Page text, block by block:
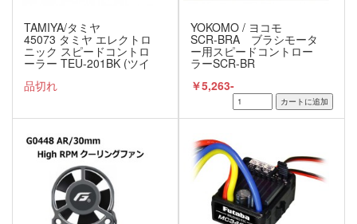
TAMIYA/タミヤ
45073 タミヤ エレクトロ
ニック スピードコントロ
ーラー TEU-201BK (ツイ
ンモーター用)
品切れ
YOKOMO / ヨコモ
SCR-BRA ブラシモータ
ー用スピードコントロー
ラーSCR-BR
￥5,263-